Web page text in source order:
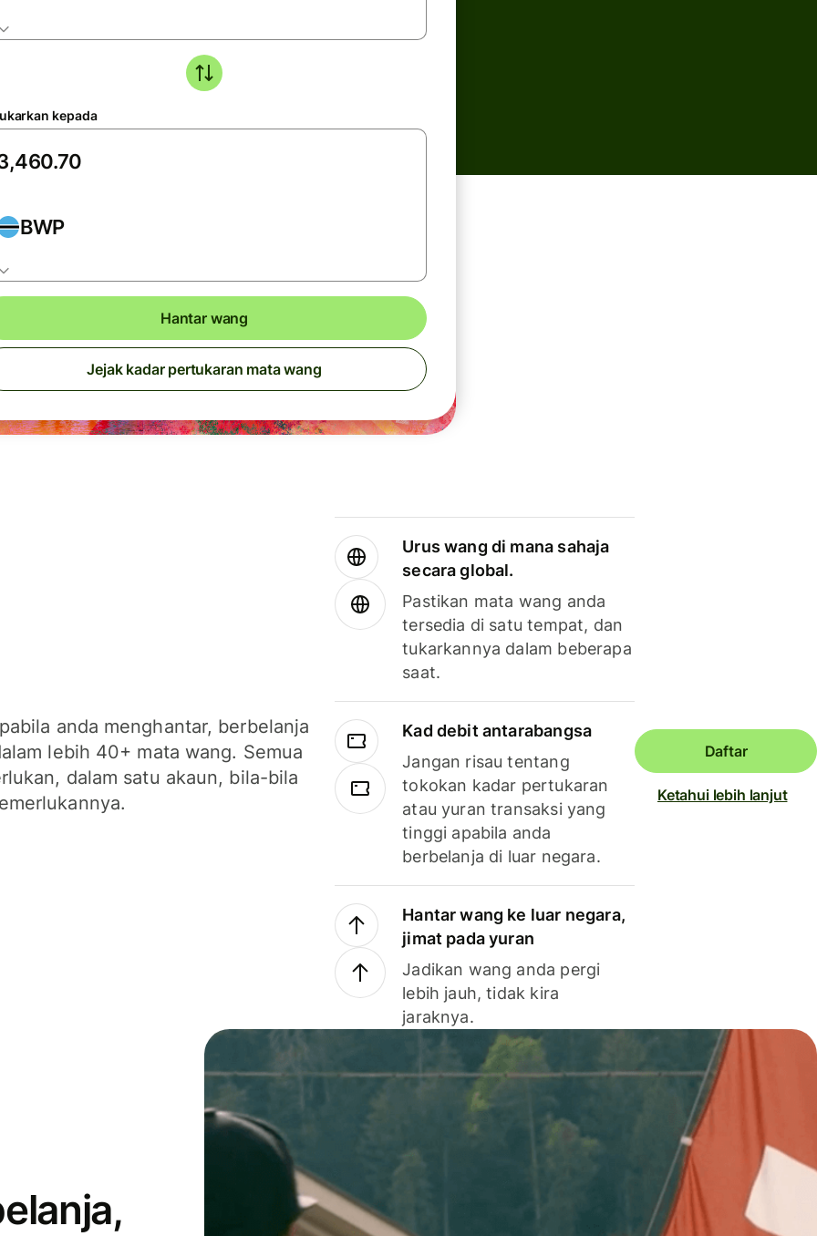
kepada
BWP
Hantar wang
Jejak kadar pertukaran mata wang
anda menghantar, berbelanja
lebih 40+ mata wang. Semua
dalam satu akaun, bila-bila
Urus wang di mana sahaja
secara global.
Pastikan mata wang anda
tersedia di satu tempat, dan
tukarkannya dalam beberapa
saat.
Kad debit antarabangsa
Jangan risau tentang
tokokan kadar pertukaran
atau yuran transaksi yang
tinggi apabila anda
berbelanja di luar negara.
Hantar wang ke luar negara,
jimat pada yuran
Jadikan wang anda pergi
lebih jauh, tidak kira
jaraknya.
Daftar
Ketahui lebih lanjut